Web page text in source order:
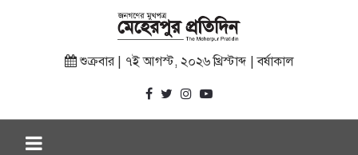
শুক্রবার | ৭ই আগস্ট, ২০২৬ খ্রিস্টাব্দ | বর্ষাকাল